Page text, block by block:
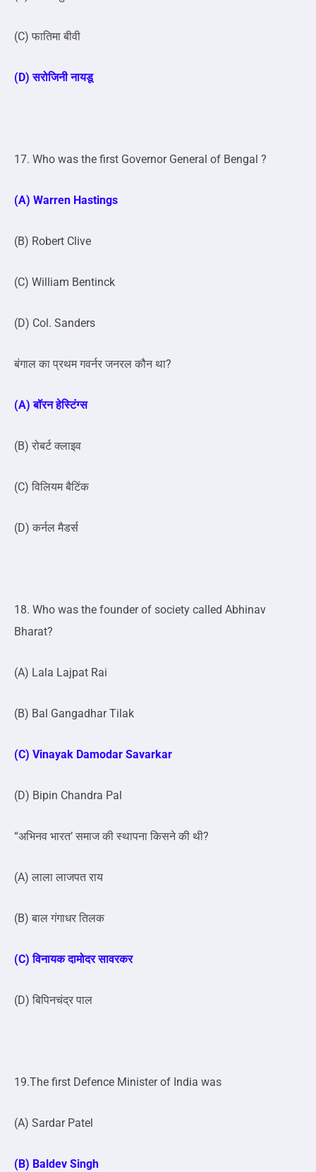
(C) फातिमा बीवी
(D) सरोजिनी नायडू
17. Who was the first Governor General of Bengal ?
(A) Warren Hastings
(B) Robert Clive
(C) William Bentinck
(D) Col. Sanders
बंगाल का प्रथम गवर्नर जनरल कौन था?
(A) बॉरन हेस्टिंग्स
(B) रोबर्ट क्लाइव
(C) विलियम बैटिंक
(D) कर्नल मैडर्स
18. Who was the founder of society called Abhinav
Bharat?
(A) Lala Lajpat Rai
(B) Bal Gangadhar Tilak
(C) Vinayak Damodar Savarkar
(D) Bipin Chandra Pal
“अभिनव भारत’ समाज की स्थापना किसने की थी?
(A) लाला लाजपत राय
(B) बाल गंगाधर तिलक
(C) विनायक दामोदर सावरकर
(D) बिपिनचंद्र पाल
19.The first Defence Minister of India was
(A) Sardar Patel
(B) Baldev Singh